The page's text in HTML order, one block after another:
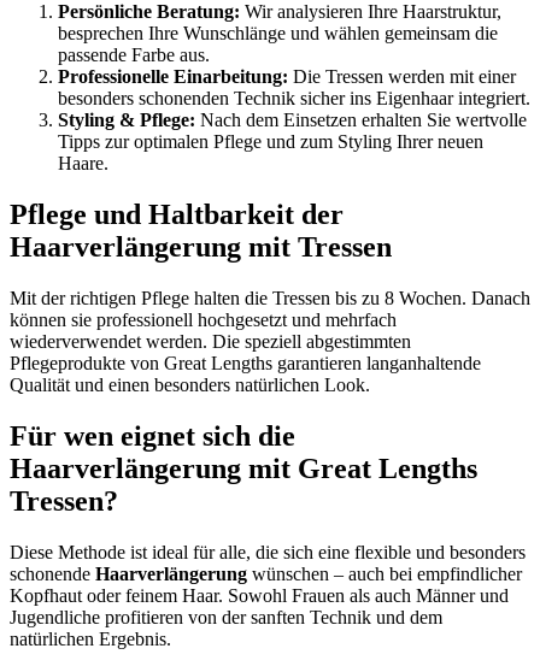
Persönliche Beratung: Wir analysieren Ihre Haarstruktur,
besprechen Ihre Wunschlänge und wählen gemeinsam die
passende Farbe aus.
Professionelle Einarbeitung: Die Tressen werden mit einer
besonders schonenden Technik sicher ins Eigenhaar integriert.
Styling & Pflege: Nach dem Einsetzen erhalten Sie wertvolle
Tipps zur optimalen Pflege und zum Styling Ihrer neuen
Haare.
Pflege und Haltbarkeit der
Haarverlängerung mit Tressen
Mit der richtigen Pflege halten die Tressen bis zu 8 Wochen. Danach
können sie professionell hochgesetzt und mehrfach
wiederverwendet werden. Die speziell abgestimmten
Pflegeprodukte von Great Lengths garantieren langanhaltende
Qualität und einen besonders natürlichen Look.
Für wen eignet sich die
Haarverlängerung mit Great Lengths
Tressen?
Diese Methode ist ideal für alle, die sich eine flexible und besonders
schonende Haarverlängerung wünschen – auch bei empfindlicher
Kopfhaut oder feinem Haar. Sowohl Frauen als auch Männer und
Jugendliche profitieren von der sanften Technik und dem
natürlichen Ergebnis.